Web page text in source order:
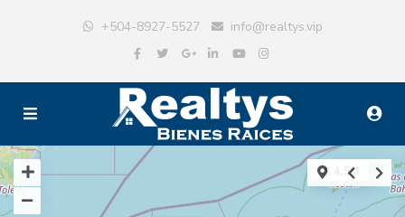
+504-8927-5527 info@realtys.vip
$ 4.5M